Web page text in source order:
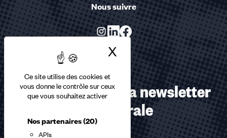
Ce site utilise des cookies et
vous donne le contrôle sur ceux
que vous souhaitez activer
Nos partenaires(20)
APIs
X Masquer le
Nous suivre
Abonnez-vous à la newsletter
confédérale